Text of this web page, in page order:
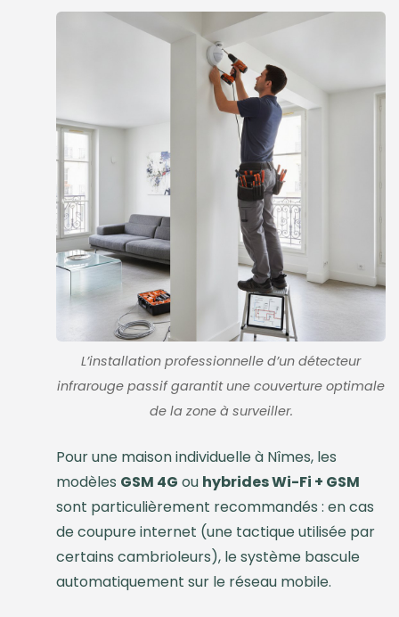
L’installation professionnelle d’un détecteur
infrarouge passif garantit une couverture optimale
de la zone à surveiller.
Pour une maison individuelle à Nîmes, les
modèles GSM 4G ou hybrides Wi-Fi + GSM
sont particulièrement recommandés : en cas
de coupure internet (une tactique utilisée par
certains cambrioleurs), le système bascule
automatiquement sur le réseau mobile.